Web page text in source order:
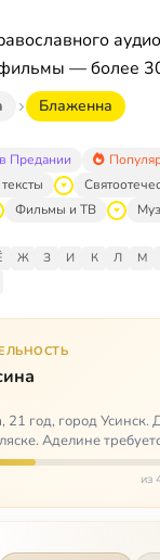
— более
Блаженна
Предании
Фильмы и ТВ
Ж З И К Л М
год, город Усинск.
Аделине
из